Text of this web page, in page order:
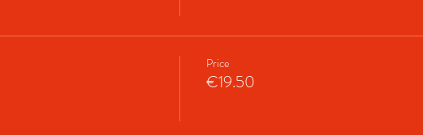
Price
€19.50